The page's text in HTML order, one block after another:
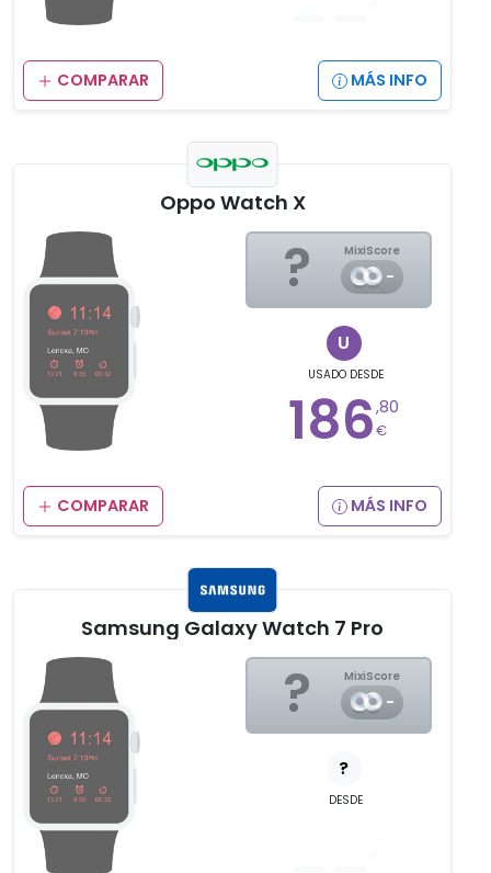
COMPARAR MÁS INFO
Oppo Watch X
? MixiScore
-
U
USADO DESDE
186,80
€
COMPARAR MÁS INFO
Samsung Galaxy Watch 7 Pro
? MixiScore
-
?
DESDE